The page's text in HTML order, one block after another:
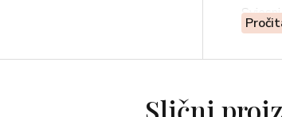
kao
Kosa